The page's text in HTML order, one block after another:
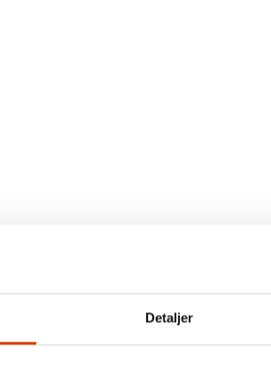
Detaljer